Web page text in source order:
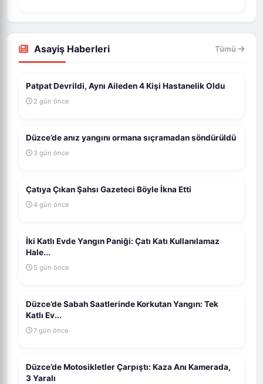
Asayiş Haberleri Tümü
Patpat Devrildi, Aynı Aileden 4 Kişi Hastanelik Oldu
2 gün önce
Düzce’de anız yangını ormana sıçramadan söndürüldü
3 gün önce
Çatıya Çıkan Şahsı Gazeteci Böyle İkna Etti
4 gün önce
İki Katlı Evde Yangın Paniği: Çatı Katı Kullanılamaz
Hale...
5 gün önce
Düzce’de Sabah Saatlerinde Korkutan Yangın: Tek
Katlı Ev...
7 gün önce
Düzce’de Motosikletler Çarpıştı: Kaza Anı Kamerada,
3 Yaralı